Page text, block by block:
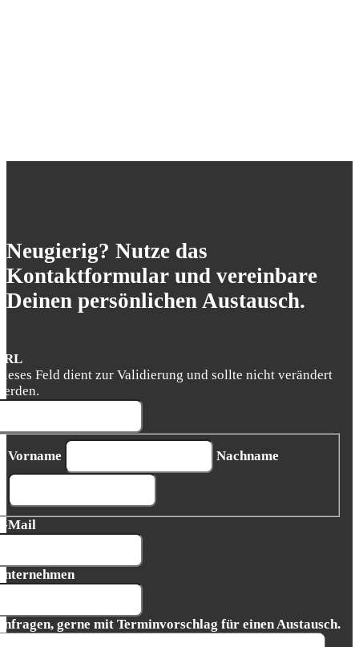
Neugierig? Nutze das
Kontaktformular und vereinbare
Deinen persönlichen Austausch.
Feld dient zur Validierung und sollte nicht verändert
Vorname Nachname
Mail
gerne mit Terminvorschlag für einen Austausch.